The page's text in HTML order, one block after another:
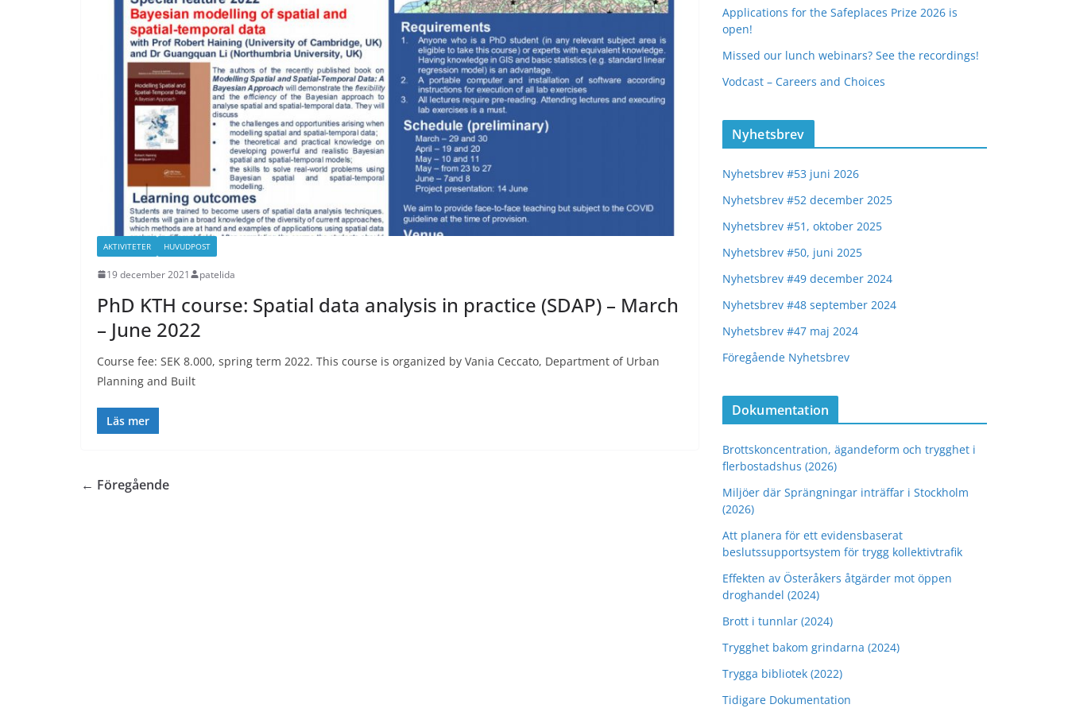
AKTIVITETER HUVUDPOST
19 december 2021 patelida
PhD KTH course: Spatial data analysis in practice (SDAP) – March
– June 2022
Course fee: SEK 8.000, spring term 2022. This course is organized by Vania Ceccato, Department of Urban
Planning and Built
Läs mer
← Föregående
Applications for the Safeplaces Prize 2026 is
open!
Missed our lunch webinars? See the recordings!
Vodcast – Careers and Choices
Nyhetsbrev
Nyhetsbrev #53 juni 2026
Nyhetsbrev #52 december 2025
Nyhetsbrev #51, oktober 2025
Nyhetsbrev #50, juni 2025
Nyhetsbrev #49 december 2024
Nyhetsbrev #48 september 2024
Nyhetsbrev #47 maj 2024
Föregående Nyhetsbrev
Dokumentation
Brottskoncentration, ägandeform och trygghet i
flerbostadshus (2026)
Miljöer där Sprängningar inträffar i Stockholm
(2026)
Att planera för ett evidensbaserat
beslutssupportsystem för trygg kollektivtrafik
Effekten av Österåkers åtgärder mot öppen
droghandel (2024)
Brott i tunnlar (2024)
Trygghet bakom grindarna (2024)
Trygga bibliotek (2022)
Tidigare Dokumentation